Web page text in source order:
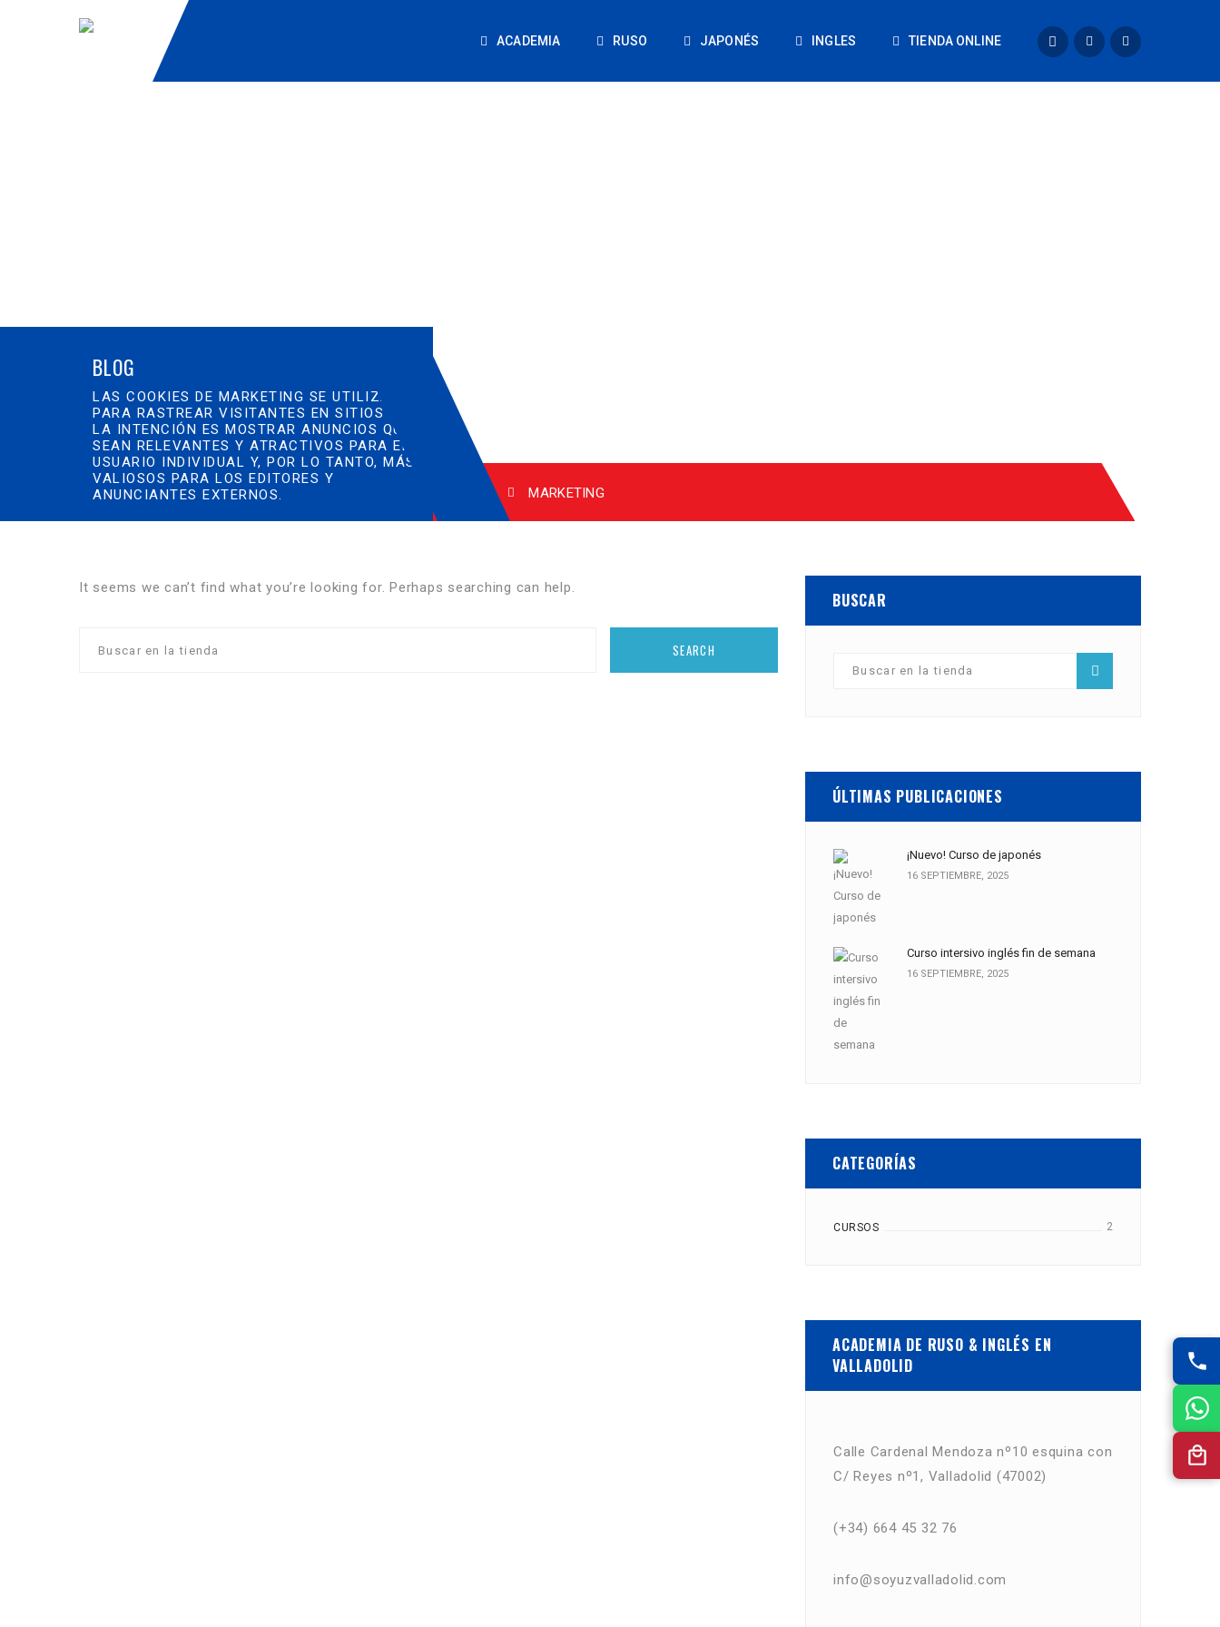
ACADEMIA RUSO JAPONÉS INGLES TIENDA ONLINE
BLOG
LAS COOKIES DE MARKETING SE UTILIZAN
PARA RASTREAR VISITANTES EN SITIOS WEB.
LA INTENCIÓN ES MOSTRAR ANUNCIOS QUE
SEAN RELEVANTES Y ATRACTIVOS PARA EL
USUARIO INDIVIDUAL Y, POR LO TANTO, MÁS
VALIOSOS PARA LOS EDITORES Y
ANUNCIANTES EXTERNOS.
MARKETING
It seems we can’t find what you’re looking for. Perhaps searching can help.
SEARCH
BUSCAR
ÚLTIMAS PUBLICACIONES
¡Nuevo! Curso de japonés
16 SEPTIEMBRE, 2025
Curso intersivo inglés fin de semana
16 SEPTIEMBRE, 2025
CATEGORÍAS
CURSOS 2
ACADEMIA DE RUSO & INGLÉS EN
VALLADOLID
Calle Cardenal Mendoza nº10 esquina con
C/ Reyes nº1, Valladolid (47002)
(+34) 664 45 32 76
info@soyuzvalladolid.com